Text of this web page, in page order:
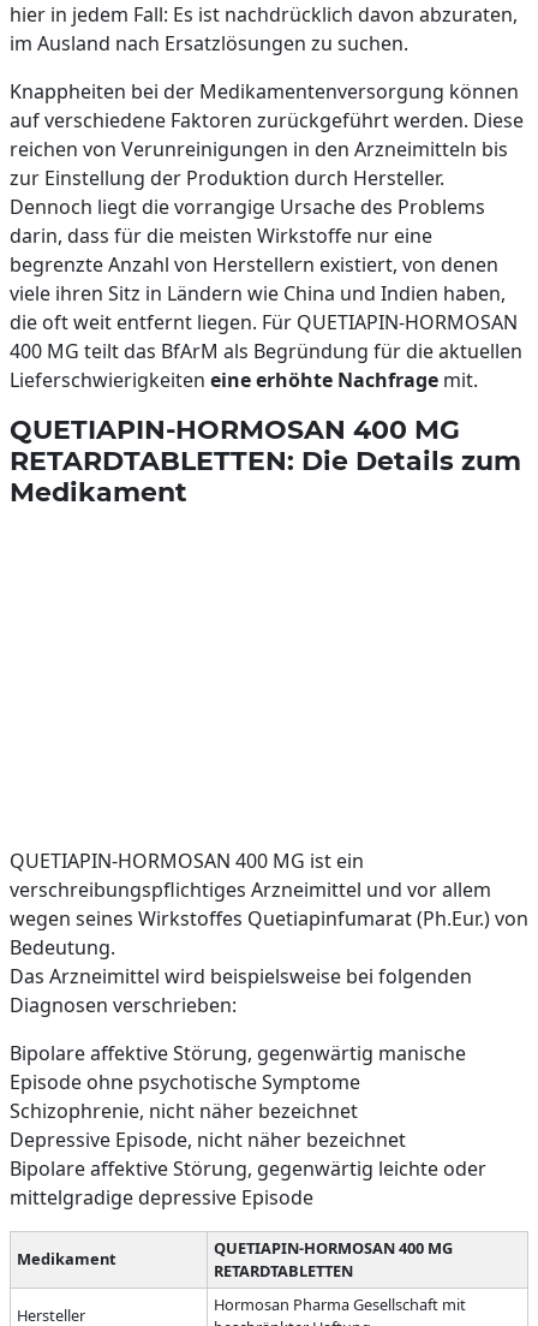
hier in jedem Fall: Es ist nachdrücklich davon abzuraten,
im Ausland nach Ersatzlösungen zu suchen.
Knappheiten bei der Medikamentenversorgung können
auf verschiedene Faktoren zurückgeführt werden. Diese
reichen von Verunreinigungen in den Arzneimitteln bis
zur Einstellung der Produktion durch Hersteller.
Dennoch liegt die vorrangige Ursache des Problems
darin, dass für die meisten Wirkstoffe nur eine
begrenzte Anzahl von Herstellern existiert, von denen
viele ihren Sitz in Ländern wie China und Indien haben,
die oft weit entfernt liegen. Für QUETIAPIN-HORMOSAN
400 MG teilt das BfArM als Begründung für die aktuellen
Lieferschwierigkeiten eine erhöhte Nachfrage mit.
QUETIAPIN-HORMOSAN 400 MG
RETARDTABLETTEN: Die Details zum
Medikament
QUETIAPIN-HORMOSAN 400 MG ist ein
verschreibungspflichtiges Arzneimittel und vor allem
wegen seines Wirkstoffes Quetiapinfumarat (Ph.Eur.) von
Bedeutung.
Das Arzneimittel wird beispielsweise bei folgenden
Diagnosen verschrieben:
Bipolare affektive Störung, gegenwärtig manische
Episode ohne psychotische Symptome
Schizophrenie, nicht näher bezeichnet
Depressive Episode, nicht näher bezeichnet
Bipolare affektive Störung, gegenwärtig leichte oder
mittelgradige depressive Episode
Medikament
QUETIAPIN-HORMOSAN 400 MG
RETARDTABLETTEN
Hersteller
Hormosan Pharma Gesellschaft mit